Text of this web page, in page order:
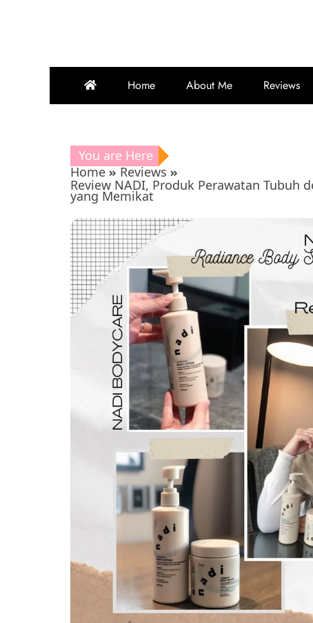
Home About Me Reviews
You are Here
Home
Reviews
Review NADI, Produk Perawatan Tubuh
yang Memikat